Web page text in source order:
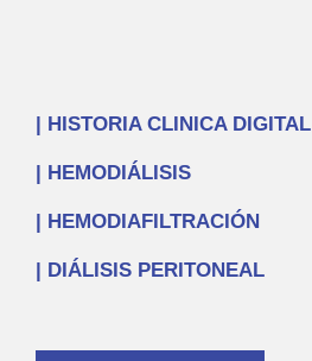
| HISTORIA CLINICA DIGITAL
| HEMODIÁLISIS
| HEMODIAFILTRACIÓN
| DIÁLISIS PERITONEAL